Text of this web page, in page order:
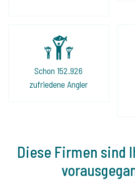
Schon 152.926
zufriedene Angler
Diese Firmen sind